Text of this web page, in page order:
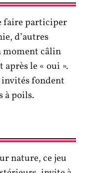
faire participer
d’autres
moment câlin
après le « oui ».
invités fondent
à poils.
nature, ce jeu